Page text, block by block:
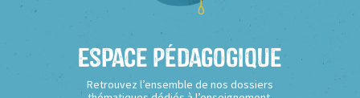
Espace Pédagogique
Retrouvez l’ensemble de nos dossiers